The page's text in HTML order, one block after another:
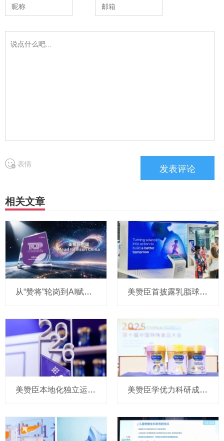
表情
相关文章
从“赞将”轮岗到AI赋能：美赞臣如何让00后“爱上”职场？ 美赞臣首披露乳脂球膜“里程碑”成果，部分水解双蛋白配方获顶级儿科学术峰会专家认可
美赞臣本地化独立运营五年成果：加码乳脂球膜等前沿科学实证，转向“婴幼儿+儿童成人”双轮驱动战略 美赞臣学优力科研成果登上国际期刊，推出新春联名礼盒发力中老年市场